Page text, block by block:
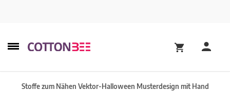
Stoffe zum Nähen Vektor-Halloween Musterdesign mit Hand